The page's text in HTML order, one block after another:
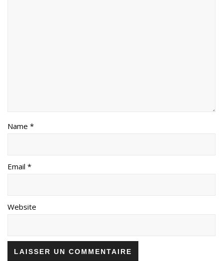
Name *
Email *
Website